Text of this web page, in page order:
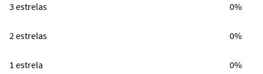
3 estrelas 0%
2 estrelas 0%
1 estrela 0%